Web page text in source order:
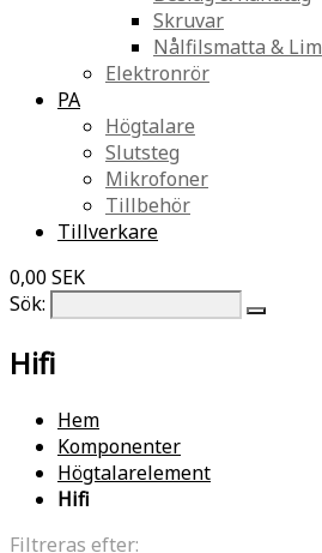
Skruvar
Nålfilsmatta & Lim
Elektronrör
PA
Högtalare
Slutsteg
Mikrofoner
Tillbehör
Tillverkare
0,00 SEK
Sök:
Hifi
Hem
Komponenter
Högtalarelement
Hifi
Filtreras efter: